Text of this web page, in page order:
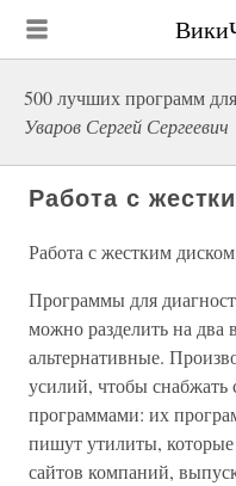
500 лучших программ
Уваров Сергей Сергеевич
Работа с
Работа с жестким диском
Программы для
можно разделить на два
альтернативные.
усилий, чтобы
программами: их
пишут утилиты, которые
сайтов компаний,